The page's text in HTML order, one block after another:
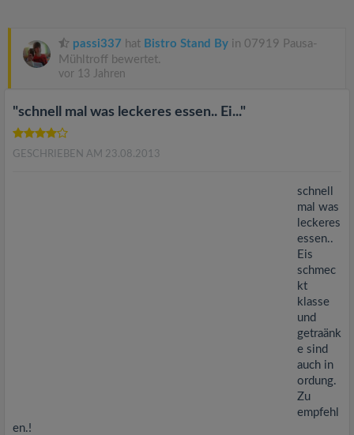
passi337 hat Bistro Stand By in 07919 Pausa-
Mühltroff bewertet.
vor 13 Jahren
"schnell mal was leckeres essen.. Ei..."
GESCHRIEBEN AM 23.08.2013
schnell
mal was
leckeres
essen..
Eis
schmec
kt
klasse
und
getraänk
e sind
auch in
ordung.
Zu
empfehl
en.!
i